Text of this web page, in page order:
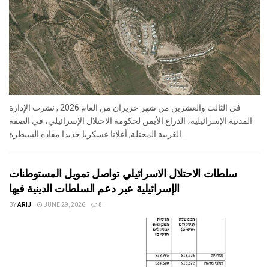
في الثالث والعشرين من شهر حزيران من العام 2026 , نشرت الإدارة
المدنية الإسرائيلية، الذراع الأيمن لحكومة الاحتلال الإسرائيلي، في الضفة
سلطات الاحتلال الاسرائيلي تواصل تمويل المستوطنات
الإسرائيلية عبر دعم السلطات الدينية فيها
BYARIJ JUNE 29, 2026 0